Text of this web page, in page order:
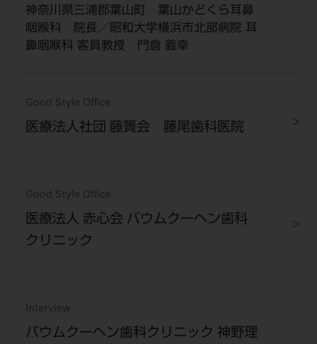
神奈川県三浦郡葉山町 葉山かどくら耳鼻
咽喉科 院長／昭和大学横浜市北部病院 耳
鼻咽喉科 客員教授 門倉 義幸
Good Style Office
医療法人社団 藤簀会 藤尾歯科医院
Good Style Office
医療法人 赤心会 バウムクーヘン歯科
クリニック
Interview
バウムクーヘン歯科クリニック 神野理